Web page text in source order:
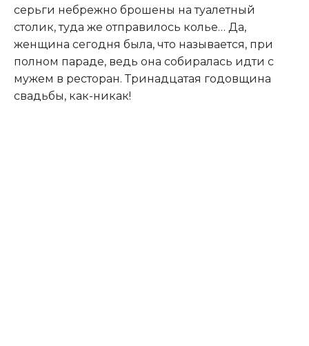
серьги небрежно брошены на туалетный
столик, туда же отправилось колье… Да,
женщина сегодня была, что называется, при
полном параде, ведь она собиралась идти с
мужем в ресторан. Тринадцатая годовщина
свадьбы, как-никак!